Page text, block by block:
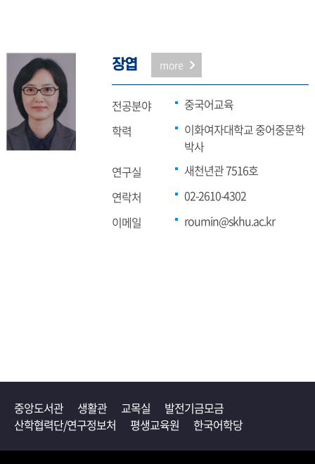
장엽 more
전공분야
중국어교육
학력
이화여자대학교 중어중문학
박사
연구실
새천년관 7516호
연락처
02-2610-4302
이메일
roumin@skhu.ac.kr
중앙도서관 생활관 교목실
발전기금모금
산학협력단/연구정보처
평생교육원 한국어학당